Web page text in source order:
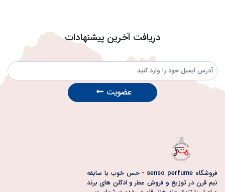
دریافت آخرین پیشنهادات
عضویت
فروشگاه senso perfume - حس خوب با سابقه
نیم قرن در توزیع و فروش عطر و ادکلن های برند